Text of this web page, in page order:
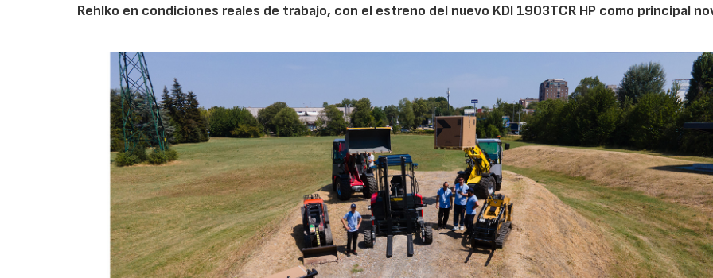
Rehlko en condiciones reales de trabajo, con el estreno del nuevo KDI 1903TCR HP como principal